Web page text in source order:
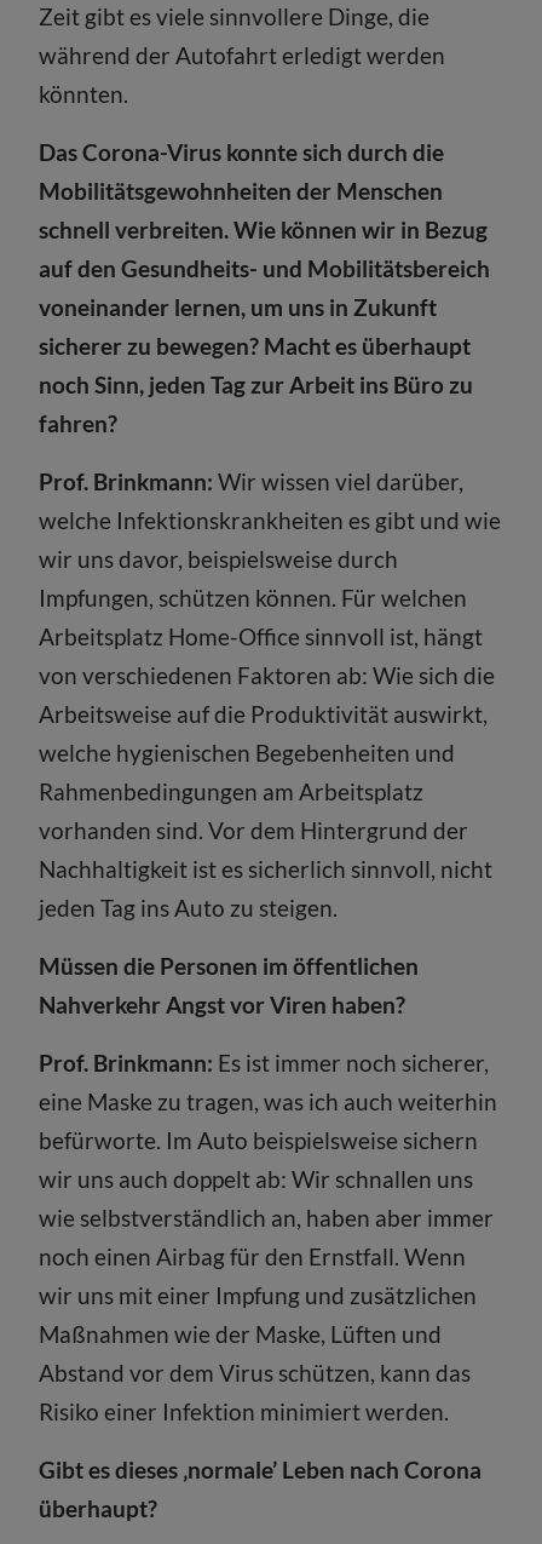
Zeit gibt es viele sinnvollere Dinge, die
während der Autofahrt erledigt werden
könnten.
Das Corona-Virus konnte sich durch die
Mobilitätsgewohnheiten der Menschen
schnell verbreiten. Wie können wir in Bezug
auf den Gesundheits- und Mobilitätsbereich
voneinander lernen, um uns in Zukunft
sicherer zu bewegen? Macht es überhaupt
noch Sinn, jeden Tag zur Arbeit ins Büro zu
fahren?
Prof. Brinkmann: Wir wissen viel darüber,
welche Infektionskrankheiten es gibt und wie
wir uns davor, beispielsweise durch
Impfungen, schützen können. Für welchen
Arbeitsplatz Home-Office sinnvoll ist, hängt
von verschiedenen Faktoren ab: Wie sich die
Arbeitsweise auf die Produktivität auswirkt,
welche hygienischen Begebenheiten und
Rahmenbedingungen am Arbeitsplatz
vorhanden sind. Vor dem Hintergrund der
Nachhaltigkeit ist es sicherlich sinnvoll, nicht
jeden Tag ins Auto zu steigen.
Müssen die Personen im öffentlichen
Nahverkehr Angst vor Viren haben?
Prof. Brinkmann: Es ist immer noch sicherer,
eine Maske zu tragen, was ich auch weiterhin
befürworte. Im Auto beispielsweise sichern
wir uns auch doppelt ab: Wir schnallen uns
wie selbstverständlich an, haben aber immer
noch einen Airbag für den Ernstfall. Wenn
wir uns mit einer Impfung und zusätzlichen
Maßnahmen wie der Maske, Lüften und
Abstand vor dem Virus schützen, kann das
Risiko einer Infektion minimiert werden.
Gibt es dieses ‚normale’ Leben nach Corona
überhaupt?